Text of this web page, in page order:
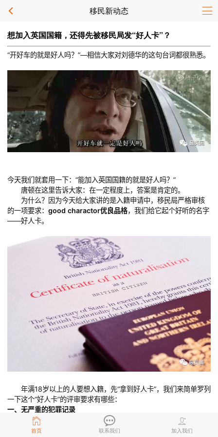
移民新动态
首页 联系我们 加入我们
想加入英国国籍，还得先被移民局发“好人卡”？
“开好车的就是好人吗？”—相信大家对刘德华的这句台词都很熟悉。
今天我们就套用一下：“能加入英国国籍的就是好人吗？”
唐顿在这里告诉大家：在一定程度上，答案是肯定的。
为什么？因为今天给大家讲的是入籍申请中，移民局严格审核
的一项要求： good charactor优良品格，我们给它起个好听的名字
——好人卡。
年满18岁以上的人要想入籍，先“拿到好人卡”，我们来简单罗列
一下这个“好人卡”的评审要求有哪些：
一、无严重的犯罪记录
申请人需要诚实全面的披露自己的记录。当然有犯罪记录并不
意味着一定会被拒绝入籍。但会有一定程度的影响，根据不同的犯